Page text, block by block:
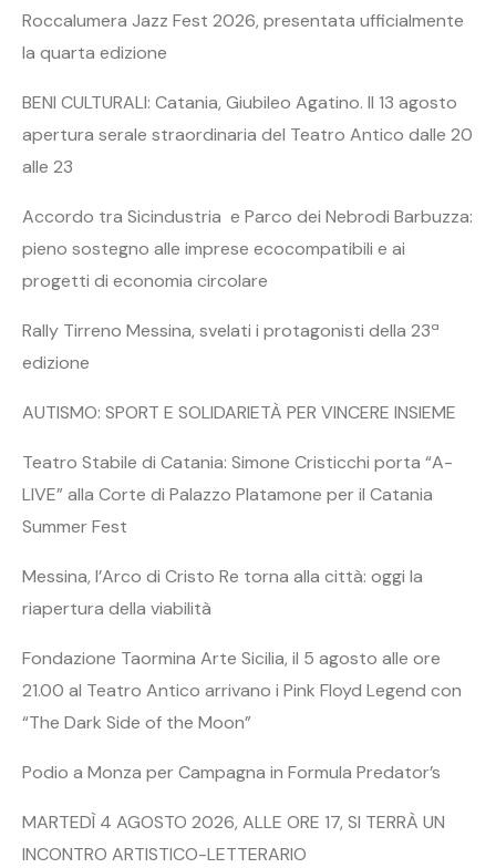
Roccalumera Jazz Fest 2026, presentata ufficialmente
la quarta edizione
BENI CULTURALI: Catania, Giubileo Agatino. Il 13 agosto
apertura serale straordinaria del Teatro Antico dalle 20
alle 23
Accordo tra Sicindustria e Parco dei Nebrodi Barbuzza:
pieno sostegno alle imprese ecocompatibili e ai
progetti di economia circolare
Rally Tirreno Messina, svelati i protagonisti della 23ª
edizione
AUTISMO: SPORT E SOLIDARIETÀ PER VINCERE INSIEME
Teatro Stabile di Catania: Simone Cristicchi porta “A-
LIVE” alla Corte di Palazzo Platamone per il Catania
Summer Fest
Messina, l’Arco di Cristo Re torna alla città: oggi la
riapertura della viabilità
Fondazione Taormina Arte Sicilia, il 5 agosto alle ore
21.00 al Teatro Antico arrivano i Pink Floyd Legend con
“The Dark Side of the Moon”
Podio a Monza per Campagna in Formula Predator’s
MARTEDÌ 4 AGOSTO 2026, ALLE ORE 17, SI TERRÀ UN
INCONTRO ARTISTICO-LETTERARIO